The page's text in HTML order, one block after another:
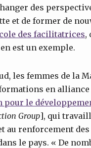
des
et de former de
des facilitatrices,
est un exemple.
les femmes de la
en alliance
pour le
Group], qui
au renforcement des
le pays. « De